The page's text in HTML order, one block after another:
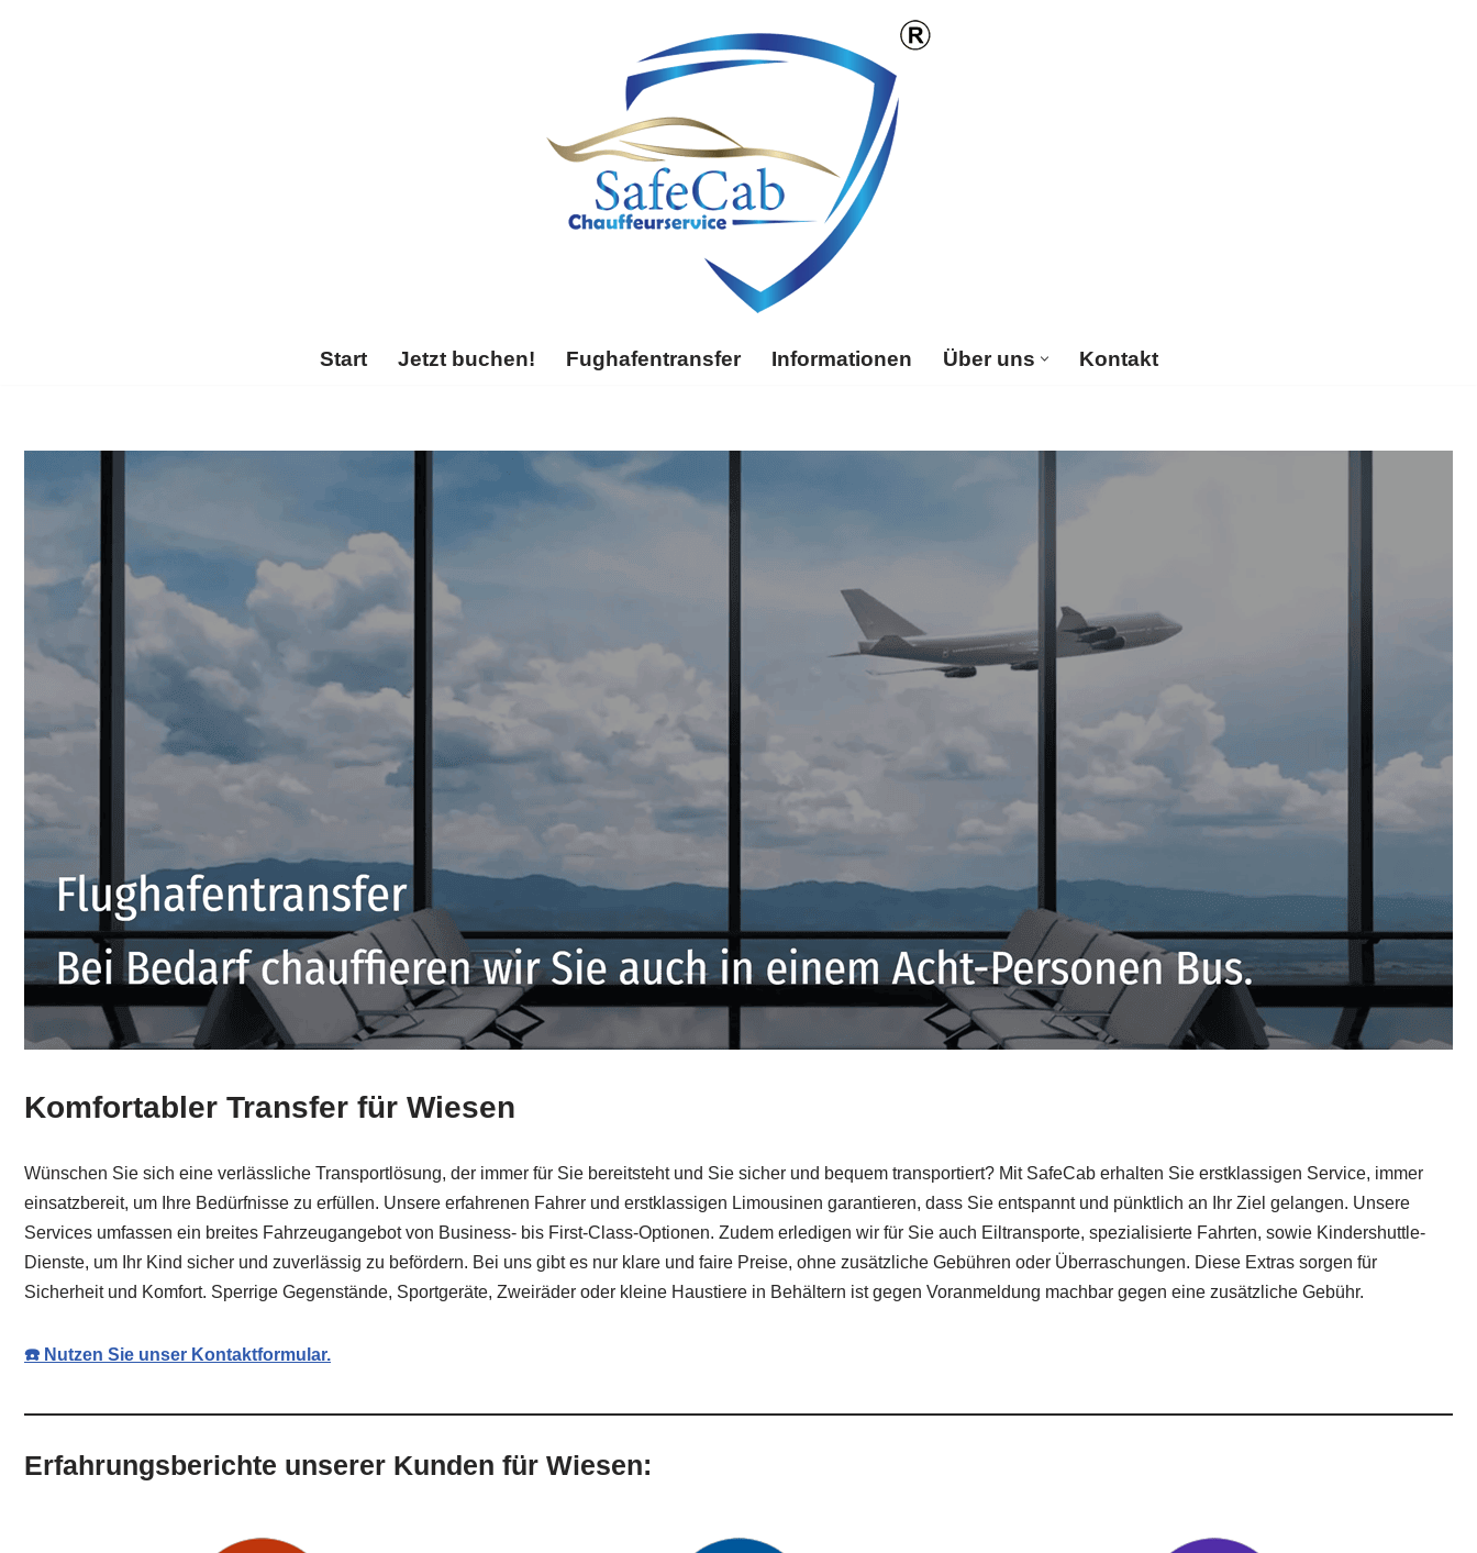
Start Jetzt buchen! Fughafentransfer Informationen Über uns Kontakt
Komfortabler Transfer für Wiesen
Wünschen Sie sich eine verlässliche Transportlösung, der immer für Sie bereitsteht und Sie sicher und bequem transportiert? Mit SafeCab erhalten Sie erstklassigen Service, immer
einsatzbereit, um Ihre Bedürfnisse zu erfüllen. Unsere erfahrenen Fahrer und erstklassigen Limousinen garantieren, dass Sie entspannt und pünktlich an Ihr Ziel gelangen. Unsere
Services umfassen ein breites Fahrzeugangebot von Business- bis First-Class-Optionen. Zudem erledigen wir für Sie auch Eiltransporte, spezialisierte Fahrten, sowie Kindershuttle-
Dienste, um Ihr Kind sicher und zuverlässig zu befördern. Bei uns gibt es nur klare und faire Preise, ohne zusätzliche Gebühren oder Überraschungen. Diese Extras sorgen für
Sicherheit und Komfort. Sperrige Gegenstände, Sportgeräte, Zweiräder oder kleine Haustiere in Behältern ist gegen Voranmeldung machbar gegen eine zusätzliche Gebühr.
☎️ Nutzen Sie unser Kontaktformular.
Erfahrungsberichte unserer Kunden für Wiesen: